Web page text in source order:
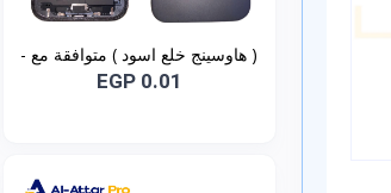
( هاوسينج خلع اسود ) متوافقة مع -
IPhone 16
EGP 0.01